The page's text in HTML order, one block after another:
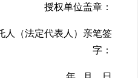
授权单位盖章：
人（法定代表人）亲笔签
字：